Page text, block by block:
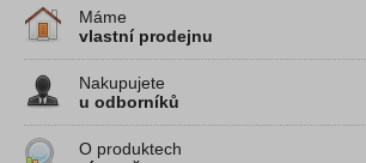
Máme
vlastní prodejnu
Nakupujete
u odborníků
O produktech